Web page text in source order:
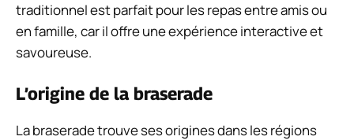
traditionnel est parfait pour les repas entre amis ou
en famille, car il offre une expérience interactive et
savoureuse.
L’origine de la braserade
La braserade trouve ses origines dans les régions